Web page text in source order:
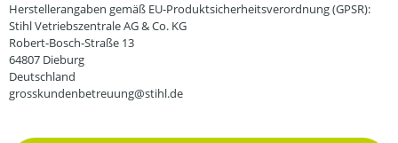
Herstellerangaben gemäß EU-Produktsicherheitsverordnung (GPSR):
Stihl Vetriebszentrale AG & Co. KG
Robert-Bosch-Straße 13
64807 Dieburg
Deutschland
grosskundenbetreuung@stihl.de